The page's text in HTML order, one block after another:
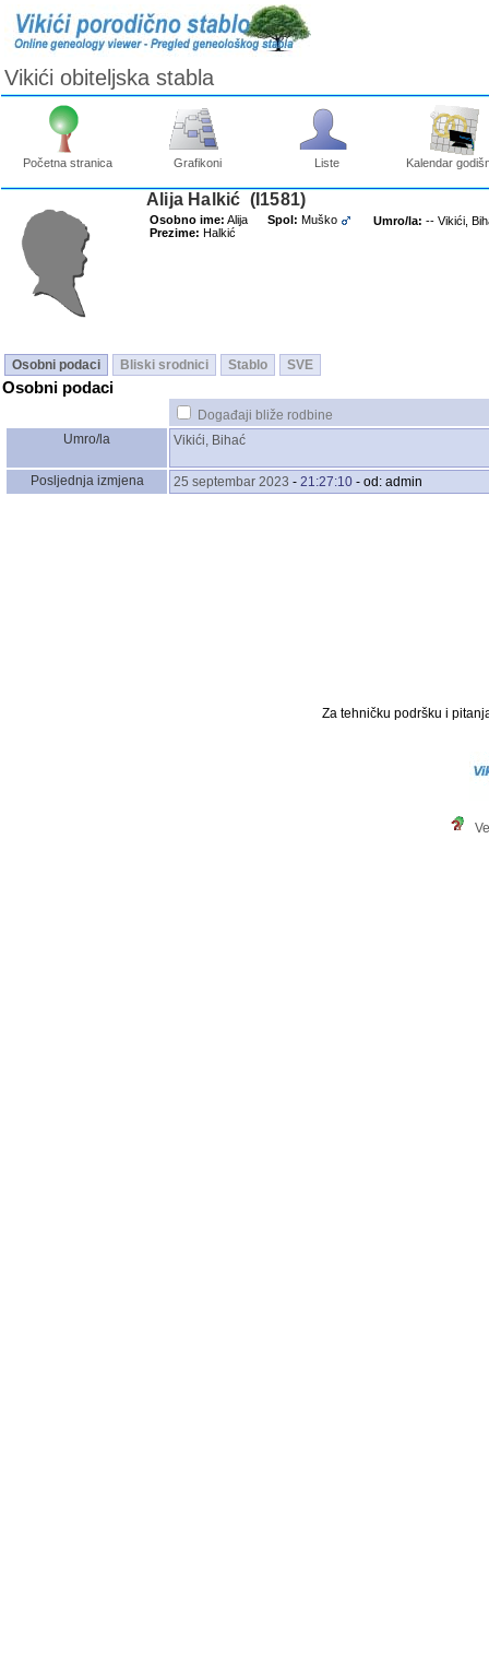
Vikići obiteljska stabla
Početna stranica Grafikoni Liste Kalendar
Alija Halkić ‎(I1581)‎
Osobno ime: Alija
Prezime: Halkić
Spol: Muško Umro/la: -- Vikići,
Osobni podaci Bliski srodnici Stablo SVE
Osobni podaci
Događaji bliže rodbine
Umro/la
Vikići, Bihać
Posljednja izmjena 25 septembar 2023 - 21:27:10 - od: admin
Za tehničku podršku i